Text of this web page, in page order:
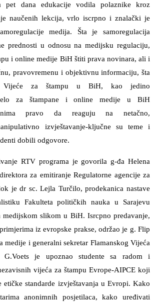
dana edukacije vodila polaznike kroz
naučenih lekcija, vrlo iscrpno i znalački je
medija. Šta je samoregulacija
prednosti u odnosu na medijsku regulaciju,
i online medije BiH štiti prava novinara, ali i
pravovremenu i objektivnu informaciju, šta
za štampu u BiH, kao jedino
za štampane i online medije u BiH
pravo da reaguju na netačno,
izvještavanje-ključne su teme i
dobili odgovore.
RTV programa je govorila g-đa Helena
za emitiranje Regulatorne agencije za
je dr sc. Lejla Turčilo, prodekanica nastave
Fakulteta političkih nauka u Sarajevu
medijskom slikom u BiH. Isrcpno predavanje,
iz evropske prakse, održao je g. Flip
medije i generalni sekretar Flamanskog Vijeća
G.Voets je upoznao studente sa radom i
vijeća za štampu Evrope-AIPCE koji
etičke standarde izvještavanja u Evropi. Kako
anonimnih posjetilaca, kako uređivati